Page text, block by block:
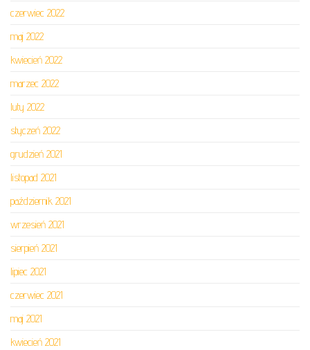
czerwiec 2022
maj 2022
kwiecień 2022
marzec 2022
luty 2022
styczeń 2022
grudzień 2021
listopad 2021
październik 2021
wrzesień 2021
sierpień 2021
lipiec 2021
czerwiec 2021
maj 2021
kwiecień 2021